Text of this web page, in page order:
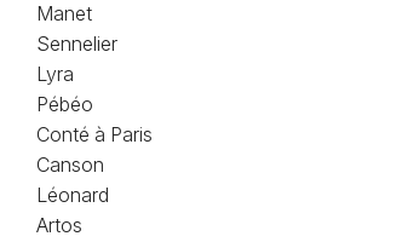
Manet
Sennelier
Lyra
Pébéo
Conté à Paris
Canson
Léonard
Artos